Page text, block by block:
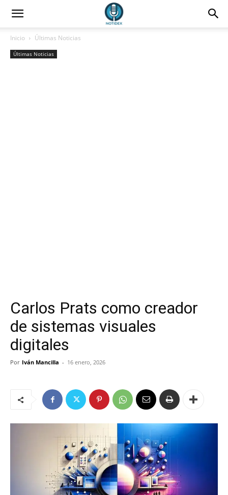
Inicio Últimas Noticias
Últimas Noticias
Carlos Prats como creador
de sistemas visuales
digitales
Por Iván Mancilla - 16 enero, 2026